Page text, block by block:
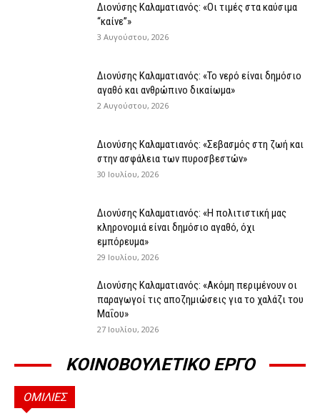
Διονύσης Καλαματιανός: «Οι τιμές στα καύσιμα
“καίνε”»
3 Αυγούστου, 2026
Διονύσης Καλαματιανός: «Το νερό είναι δημόσιο
αγαθό και ανθρώπινο δικαίωμα»
2 Αυγούστου, 2026
Διονύσης Καλαματιανός: «Σεβασμός στη ζωή και
στην ασφάλεια των πυροσβεστών»
30 Ιουλίου, 2026
Διονύσης Καλαματιανός: «Η πολιτιστική μας
κληρονομιά είναι δημόσιο αγαθό, όχι
εμπόρευμα»
29 Ιουλίου, 2026
Διονύσης Καλαματιανός: «Ακόμη περιμένουν οι
παραγωγοί τις αποζημιώσεις για το χαλάζι του
Μαΐου»
27 Ιουλίου, 2026
ΚΟΙΝΟΒΟΥΛΕΤΙΚΟ ΕΡΓΟ
ΟΜΙΛΙΕΣ
ΟΜΙΛΊΕΣ